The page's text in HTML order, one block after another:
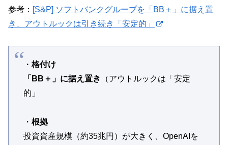
参考： [S&P] ソフトバンクグループを「BB＋」に据え置
き、アウトルックは引き続き「安定的」
・ 格付け
「BB＋」に据え置き
（アウトルックは「安定
的」
・ 根拠
投資資産規模（約35兆円）が大きく、OpenAIを